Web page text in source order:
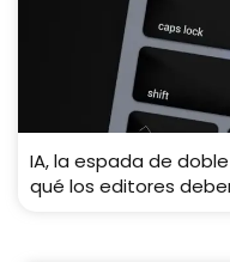
IA, la espada de
qué los editores